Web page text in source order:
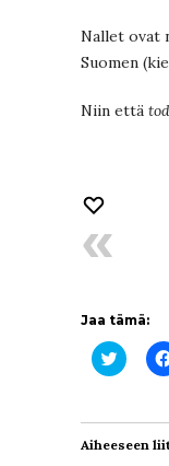
Nallet ovat
Suomen
Niin että
Jaa tämä:
Jaa
Aiheeseen